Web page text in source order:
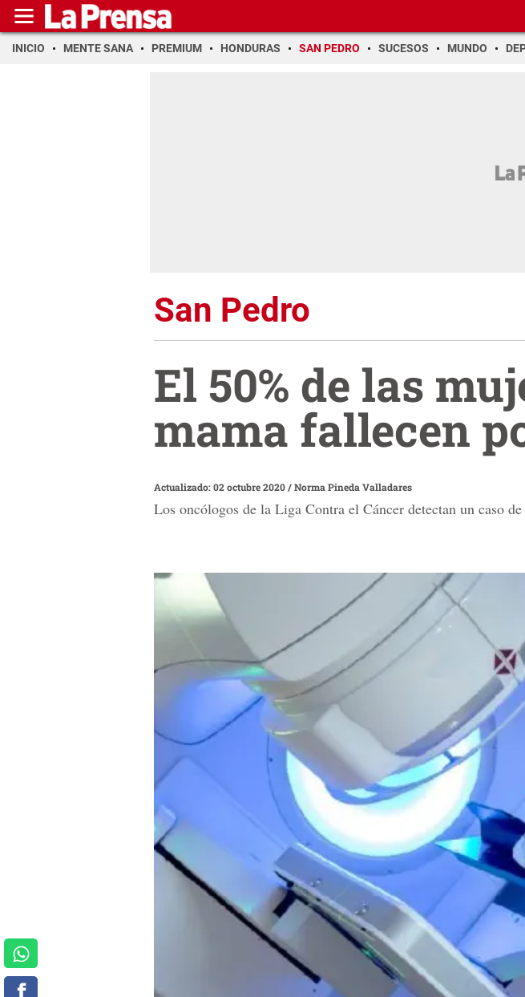
INICIO MENTE SANA PREMIUM HONDURAS SAN PEDRO SUCESOS MUNDO
San Pedro
El 50% de las
mama fallecen
Actualizado: 02 octubre 2020/Norma Pineda Valladares
Los oncólogos de la Liga Contra el Cáncer detectan un caso